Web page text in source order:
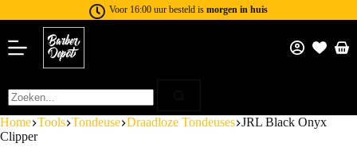
Voor 16:00 uur besteld is morgen in huis
Home Tools Tondeuse Draadloze Tondeuses JRL Black Onyx
Clipper